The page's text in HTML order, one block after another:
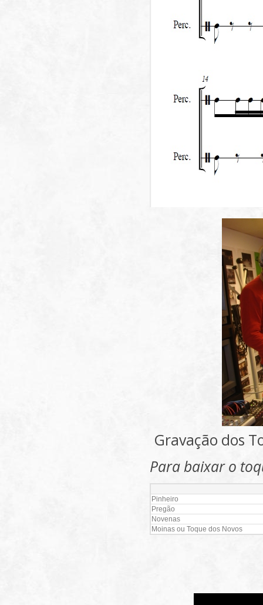
Gravação dos
Para baixar o
Pinheiro
Pregão
Novenas
Moinas ou Toque dos Novos